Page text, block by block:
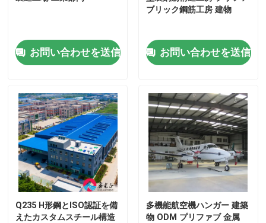
お問い合わせを送信
ブリック鋼筋工房 建物
お問い合わせを送信
Q235 H形鋼とISO認証を備
えたカスタムスチール構造
多機能航空機ハンガー 建築
物 ODM プリファブ 金属